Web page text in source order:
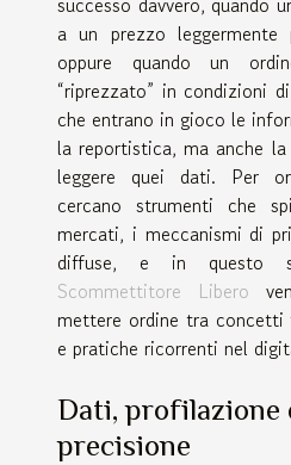
a un prezzo leggermente
oppure quando un
“riprezzato” in condizioni
che entrano in gioco le
la reportistica, ma anche
leggere quei dati. Per
cercano strumenti che
mercati, i meccanismi di
diffuse, e in questo
Scommettitore Libero
mettere ordine tra
e pratiche ricorrenti nel
Dati, profilazione
precisione